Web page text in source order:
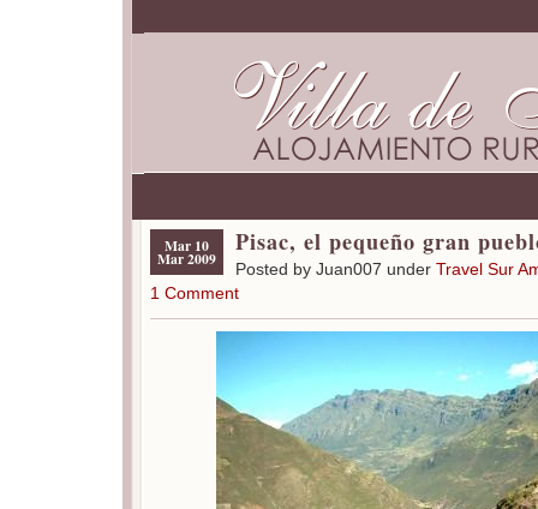
Mar 10
Mar 2009
Pisac, el pequeño gran
Posted by Juan007 under Travel Sur
1 Comment